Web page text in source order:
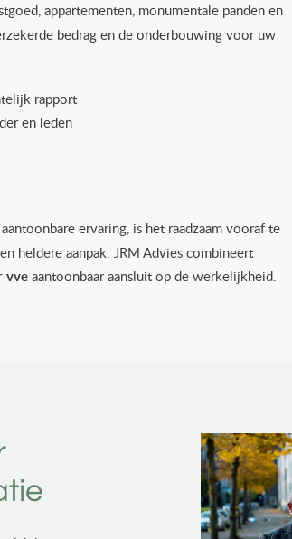
appartementen, monumentale panden en
bedrag en de onderbouwing voor uw
rapport
en leden
ervaring, is het raadzaam vooraf te
heldere aanpak. JRM Advies combineert
vve aantoonbaar aansluit op de werkelijkheid.